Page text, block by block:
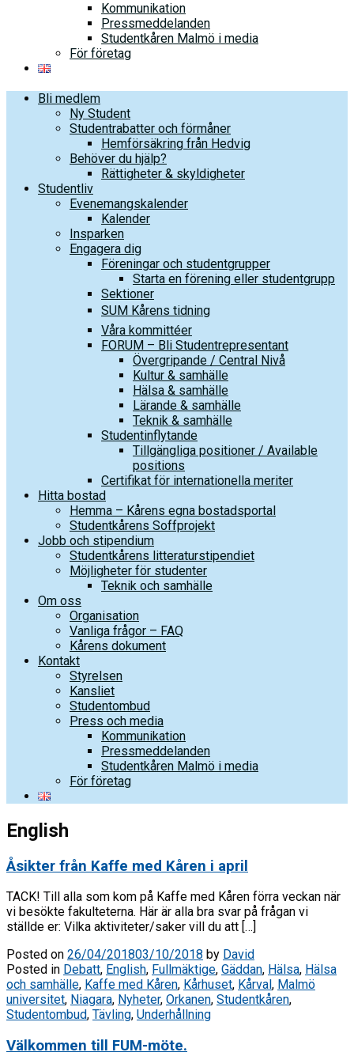
Kommunikation
Pressmeddelanden
Studentkåren Malmö i media
För företag
Bli medlem
Ny Student
Studentrabatter och förmåner
Hemförsäkring från Hedvig
Behöver du hjälp?
Rättigheter & skyldigheter
Studentliv
Evenemangskalender
Kalender
Insparken
Engagera dig
Föreningar och studentgrupper
Starta en förening eller studentgrupp
Sektioner
SUM Kårens tidning
Våra kommittéer
FORUM – Bli Studentrepresentant
Övergripande / Central Nivå
Kultur & samhälle
Hälsa & samhälle
Lärande & samhälle
Teknik & samhälle
Studentinflytande
Tillgängliga positioner / Available
positions
Certifikat för internationella meriter
Hitta bostad
Hemma – Kårens egna bostadsportal
Studentkårens Soffprojekt
Jobb och stipendium
Studentkårens litteraturstipendiet
Möjligheter för studenter
Teknik och samhälle
Om oss
Organisation
Vanliga frågor – FAQ
Kårens dokument
Kontakt
Styrelsen
Kansliet
Studentombud
Press och media
Kommunikation
Pressmeddelanden
Studentkåren Malmö i media
För företag
English
Åsikter från Kaffe med Kåren i april
TACK! Till alla som kom på Kaffe med Kåren förra veckan när
vi besökte fakulteterna. Här är alla bra svar på frågan vi
ställde er: Vilka aktiviteter/saker vill du att […]
Posted on 26/04/201803/10/2018 by David
Posted in Debatt, English, Fullmäktige, Gäddan, Hälsa, Hälsa
och samhälle, Kaffe med Kåren, Kårhuset, Kårval , Malmö
universitet, Niagara, Nyheter, Orkanen, Studentkåren,
Studentombud, Tävling, Underhållning
Välkommen till FUM-möte.